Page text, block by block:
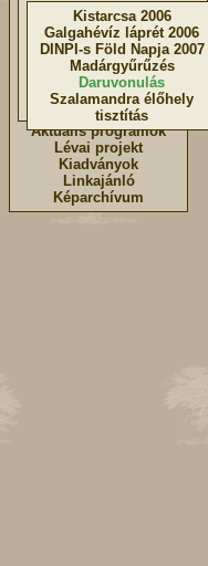
Aktuális programok
Lévai projekt
Kiadványok
Linkajánló
Képarchívum
Kistarcsa 2006
Galgahévíz láprét 2006
DINPI-s Föld Napja 2007
Madárgyűrűzés
Daruvonulás
Szalamandra élőhely
tisztítás